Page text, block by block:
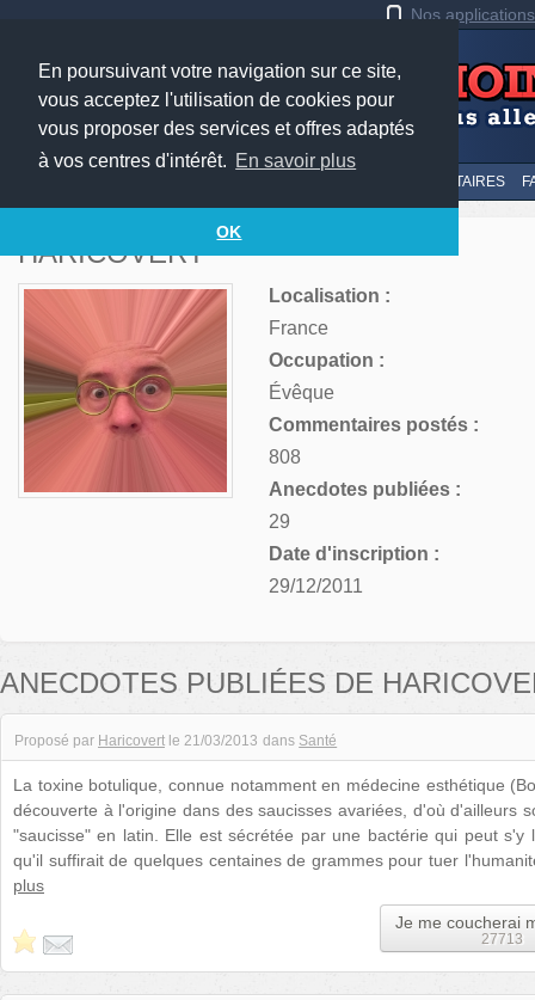
En poursuivant votre navigation sur ce site,
vous acceptez l'utilisation de cookies pour
vous proposer des services et offres adaptés
à vos centres d'intérêt. En savoir plus
OK
Nos
SUIVI DES COMMENTAIRES
HARICOVERT
Localisation :
France
Occupation :
Évêque
Commentaires postés :
808
Anecdotes publiées :
29
Date d'inscription :
29/12/2011
ANECDOTES PUBLIÉES DE
Proposé par Haricovert le 21/03/2013 dans Santé
La toxine botulique, connue notamment en médecine esthétique
découverte à l'origine dans des saucisses avariées, d'où d'ailleurs
"saucisse" en latin. Elle est sécrétée par une bactérie qui peut s'y
qu'il suffirait de quelques centaines de grammes pour tuer
plus
Je me coucherai
27713